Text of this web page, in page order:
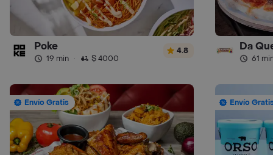
Poke
19 min · $ 4000
4.8 Da
61
Envío Gratis Envío